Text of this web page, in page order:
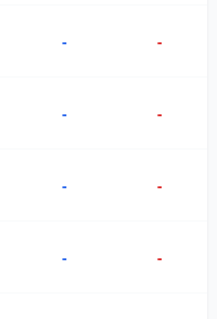
- -
- -
- -
- -